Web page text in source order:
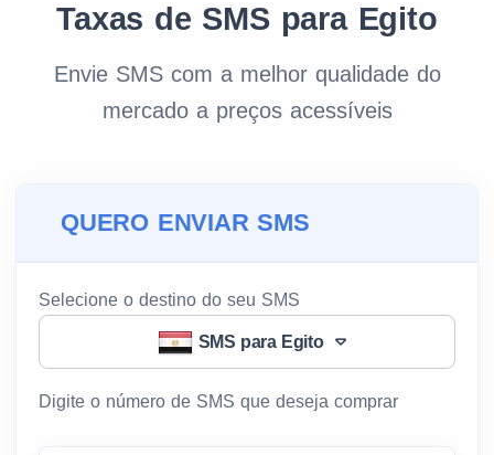
Taxas de SMS para Egito
Envie SMS com a melhor qualidade do
mercado a preços acessíveis
QUERO ENVIAR SMS
Selecione o destino do seu SMS
SMS para Egito
Digite o número de SMS que deseja comprar